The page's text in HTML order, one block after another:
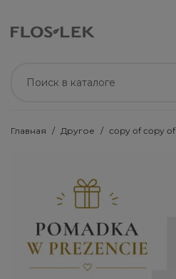
Главная Другое copy of copy of